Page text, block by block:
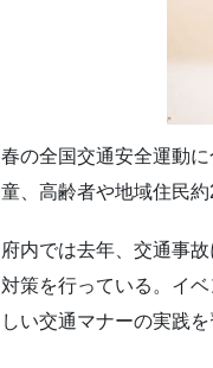
春の全国交通安全運動
童、高齢者や地域住民
府内では去年、交通事
対策を行っている。イ
しい交通マナーの実践